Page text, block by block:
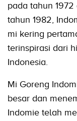
pada tahun
tahun 1982,
mi kering
terinspirasi dari
Indonesia.
Mi Goreng
besar dan
Indomie telah